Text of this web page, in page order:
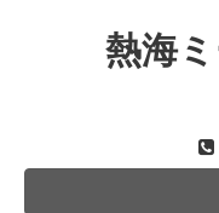
熱海